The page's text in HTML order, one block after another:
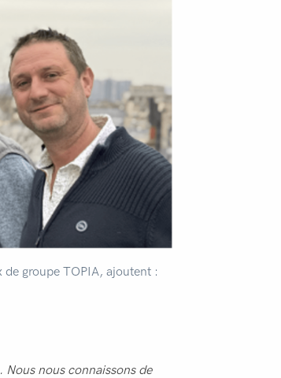
groupe TOPIA, ajoutent :
Nous nous connaissons de